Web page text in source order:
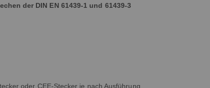
der DIN EN 61439-1 und 61439-3
oder CEE-Stecker je nach Ausführung